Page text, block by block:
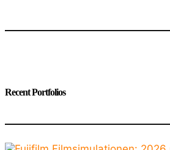
Recent Portfolios